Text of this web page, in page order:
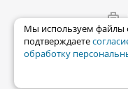
Мы используем файлы
подтверждаете
обработку